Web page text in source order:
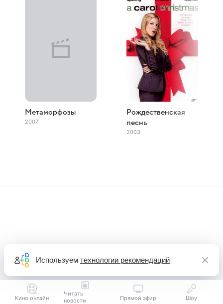
Метаморфозы
2007
Рождественская
песнь
2003
Кино онлайн
Читать
новости
Прямой эфир Шоу
Используем технологии рекомендаций